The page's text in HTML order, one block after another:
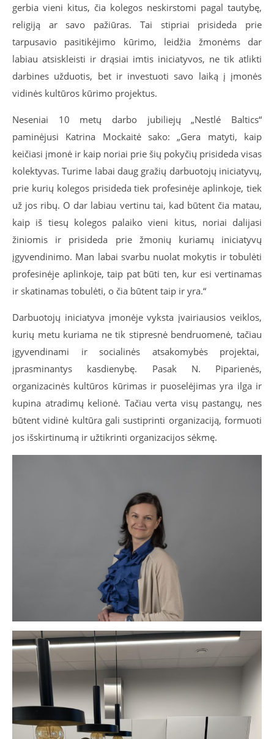
gerbia vieni kitus, čia kolegos neskirstomi pagal tautybę,
religiją ar savo pažiūras. Tai stipriai prisideda prie
tarpusavio pasitikėjimo kūrimo, leidžia žmonėms dar
labiau atsiskleisti ir drąsiai imtis iniciatyvos, ne tik atlikti
darbines užduotis, bet ir investuoti savo laiką į įmonės
vidinės kultūros kūrimo projektus.
Neseniai 10 metų darbo jubiliejų „Nestlé Baltics“
paminėjusi Katrina Mockaitė sako: „Gera matyti, kaip
keičiasi įmonė ir kaip noriai prie šių pokyčių prisideda visas
kolektyvas. Turime labai daug gražių darbuotojų iniciatyvų,
prie kurių kolegos prisideda tiek profesinėje aplinkoje, tiek
už jos ribų. O dar labiau vertinu tai, kad būtent čia matau,
kaip iš tiesų kolegos palaiko vieni kitus, noriai dalijasi
žiniomis ir prisideda prie žmonių kuriamų iniciatyvų
įgyvendinimo. Man labai svarbu nuolat mokytis ir tobulėti
profesinėje aplinkoje, taip pat būti ten, kur esi vertinamas
ir skatinamas tobulėti, o čia būtent taip ir yra.“
Darbuotojų iniciatyva įmonėje vyksta įvairiausios veiklos,
kurių metu kuriama ne tik stipresnė bendruomenė, tačiau
įgyvendinami ir socialinės atsakomybės projektai,
įprasminantys kasdienybę. Pasak N. Piparienės,
organizacinės kultūros kūrimas ir puoselėjimas yra ilga ir
kupina atradimų kelionė. Tačiau verta visų pastangų, nes
būtent vidinė kultūra gali sustiprinti organizaciją, formuoti
jos išskirtinumą ir užtikrinti organizacijos sėkmę.